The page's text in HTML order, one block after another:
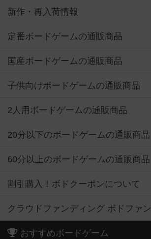
新作・再入荷情報
定番ボードゲームの通販商品
国産ボードゲームの通販商品
子供向けボードゲームの通販商品
2人用ボードゲームの通販商品
20分以下のボードゲームの通販商品
60分以上のボードゲームの通販商品
割引購入！ボドクーポンについて
クラウドファンディング ボドファン
おすすめボードゲーム